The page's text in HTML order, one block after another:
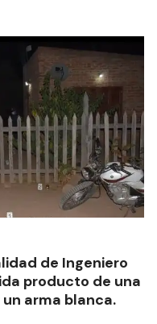
de Ingeniero
producto de una
arma blanca.